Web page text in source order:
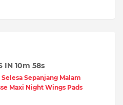
IN 10m 57s
Selesa Sepanjang Malam
Maxi Night Wings Pads